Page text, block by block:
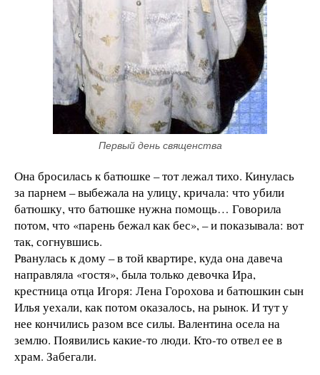
Первый день священства
Она бросилась к батюшке – тот лежал тихо. Кинулась
за парнем – выбежала на улицу, кричала: что убили
батюшку, что батюшке нужна помощь… Говорила
потом, что «парень бежал как бес», – и показывала: вот
так, согнувшись.
Рванулась к дому – в той квартире, куда она давеча
направляла «гостя», была только девочка Ира,
крестница отца Игоря: Лена Горохова и батюшкин сын
Илья уехали, как потом оказалось, на рынок. И тут у
нее кончились разом все силы. Валентина осела на
землю. Появились какие-то люди. Кто-то отвел ее в
храм. Забегали.